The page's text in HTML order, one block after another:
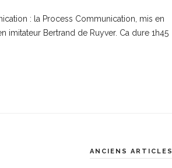
: la Process Communication, mis en
imitateur Bertrand de Ruyver. Ca dure 1h45
ANCIENS ARTICLES